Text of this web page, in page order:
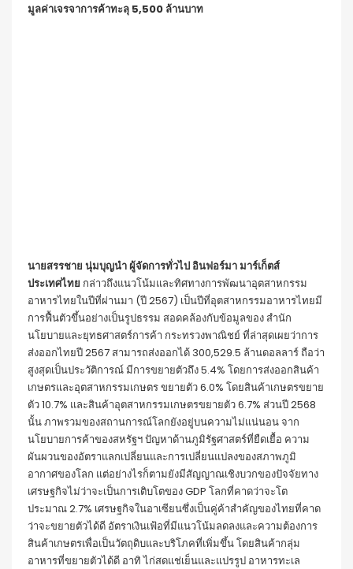
มูลค่าเจรจาการค้าทะลุ 5,500 ล้านบาท
นายสรรชาย นุ่มบุญนําผู้จัดการทั่วไป อินฟอร์มา มาร์เก็ตส์
ประเทศไทย กล่าวถึงแนวโน้มและทิศทางการพัฒนาอุตสาหกรรม
อาหารไทยในปีที่ผ่านมา (ปี 2567) เป็นปีที่อุตสาหกรรมอาหารไทยมี
การฟื้นตัวขึ้นอย่างเป็นรูปธรรม สอดคล้องกับข้อมูลของ สำนัก
นโยบายและยุทธศาสตร์การค้า กระทรวงพาณิชย์ ที่ล่าสุดเผยว่าการ
ส่งออกไทยปี 2567 สามารถส่งออกได้ 300,529.5 ล้านดอลลาร์ ถือว่า
สูงสุดเป็นประวัติการณ์ มีการขยายตัวถึง 5.4% โดยการส่งออกสินค้า
เกษตรและอุตสาหกรรมเกษตร ขยายตัว 6.0% โดยสินค้าเกษตรขยาย
ตัว 10.7% และสินค้าอุตสาหกรรมเกษตรขยายตัว 6.7% ส่วนปี 2568
นั้น ภาพรวมของสถานการณ์โลกยังอยู่บนความไม่แน่นอน จาก
นโยบายการค้าของสหรัฐฯ ปัญหาด้านภูมิรัฐศาสตร์ที่ยืดเยื้อ ความ
ผันผวนของอัตราแลกเปลี่ยนและการเปลี่ยนแปลงของสภาพภูมิ
อากาศของโลก แต่อย่างไรก็ตามยังมีสัญญาณเชิงบวกของปัจจัยทาง
เศรษฐกิจไม่ว่าจะเป็นการเติบโตของ GDP โลกที่คาดว่าจะโต
ประมาณ 2.7% เศรษฐกิจในอาเซียนซึ่งเป็นคู่ค้าสำคัญของไทยที่คาด
ว่าจะขยายตัวได้ดี อัตราเงินเฟ้อที่มีแนวโน้มลดลงและความต้องการ
สินค้าเกษตรเพื่อเป็นวัตถุดิบและบริโภคที่เพิ่มขึ้น โดยสินค้ากลุ่ม
อาหารที่ขยายตัวได้ดี อาทิ ไก่สดแช่เย็นและแปรรูป อาหารทะเล